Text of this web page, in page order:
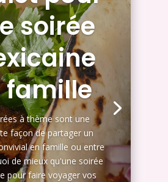
soirée
famille
à thème sont une
façon de partager un
en famille ou entre
de mieux qu'une soirée
pour faire voyager vos